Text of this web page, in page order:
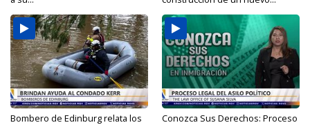
Bombero de Edinburg relata los
Conozca Sus Derechos: Proceso